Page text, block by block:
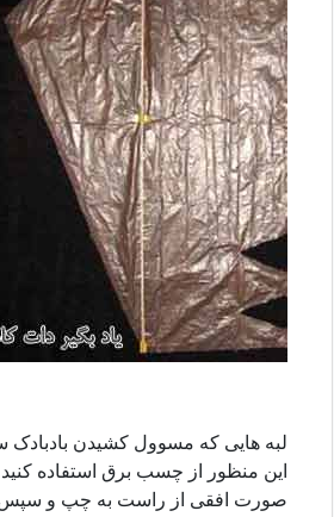
لبه هایی که مسوول کشیدن بادبادک
صورت افقی از راست به چپ و سپس